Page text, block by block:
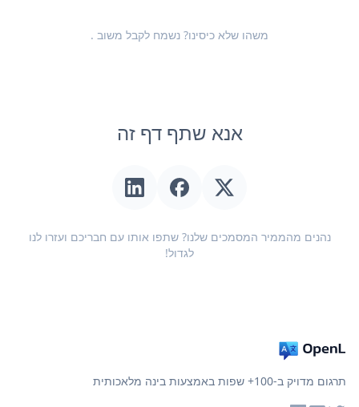
משהו שלא כיסינו? נשמח לקבל משוב .
אנא שתף דף זה
נהנים מהממיר המסמכים שלנו? שתפו אותו עם חבריכם ועזרו לנו
לגדול!
תרגום מדויק ב-100+ שפות באמצעות בינה מלאכותית